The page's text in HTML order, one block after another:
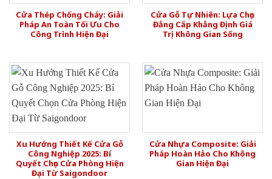
Cửa Thép Chống Cháy: Giải
Pháp An Toàn Tối Ưu Cho
Công Trình Hiện Đại
Cửa Gỗ Tự Nhiên: Lựa Chọn
Đẳng Cấp Khẳng Định Giá
Trị Không Gian Sống
Xu Hướng Thiết Kế Cửa Gỗ
Công Nghiệp 2025: Bí
Quyết Chọn Cửa Phòng Hiện
Đại Từ Saigondoor
Cửa Nhựa Composite: Giải
Pháp Hoàn Hảo Cho Không
Gian Hiện Đại